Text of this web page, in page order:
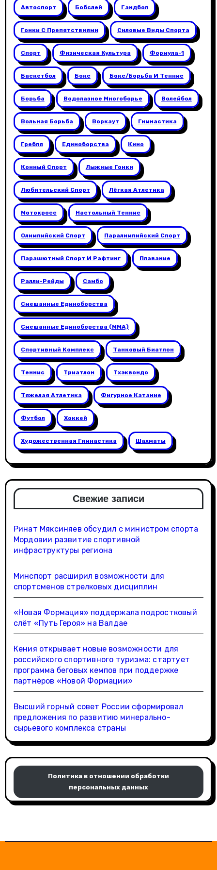
Автоспорт Бобслей Гандбол
Гонки С Препятствиями Силовые Виды Спорта
Спорт Физическая Культура Формула-1
Баскетбол Бокс Бокс/борьба И Теннис
Борьба Водолазное Многоборье Волейбол
Вольная Борьба Воркаут Гимнастика
Гребля Единоборства Кино
Конный Спорт Лыжные Гонки
Любительский Спорт Лёгкая Атлетика
Мотокросс Настольный Теннис
Олимпийский Спорт Паралимпийский Спорт
Парашютный Спорт И Рафтинг Плавание
Ралли-Рейды Самбо
Смешанные Единоборства
Смешанные Единоборства (ММА)
Спортивный Комплекс Танковый Биатлон
Теннис Триатлон Тхэквондо
Тяжелая Атлетика Фигурное Катание
Футбол Хоккей
Художественная Гимнастика Шахматы
Свежие записи
Ринат Мяксиняев обсудил с министром спорта
Мордовии развитие спортивной
инфраструктуры региона
Минспорт расширил возможности для
спортсменов стрелковых дисциплин
«Новая Формация» поддержала подростковый
слёт «Путь Героя» на Валдае
Кения открывает новые возможности для
российского спортивного туризма: стартует
программа беговых кемпов при поддержке
партнёров «Новой Формации»
Высший горный совет России сформировал
предложения по развитию минерально-
сырьевого комплекса страны
Политика в отношении обработки
персональных данных